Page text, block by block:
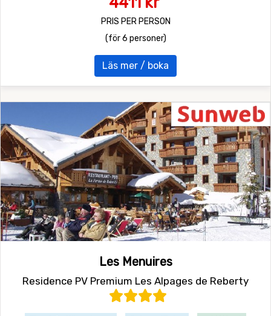
PRIS PER PERSON
(för 6 personer)
Läs mer / boka
Les Menuires
Residence PV Premium Les Alpages de Reberty